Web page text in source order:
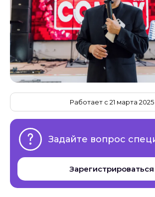
Работает с 21 марта 2025
Задайте вопрос
Зарегистрироваться